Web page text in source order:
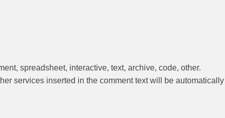
, spreadsheet, interactive, text, archive, code, other.
services inserted in the comment text will be automatically